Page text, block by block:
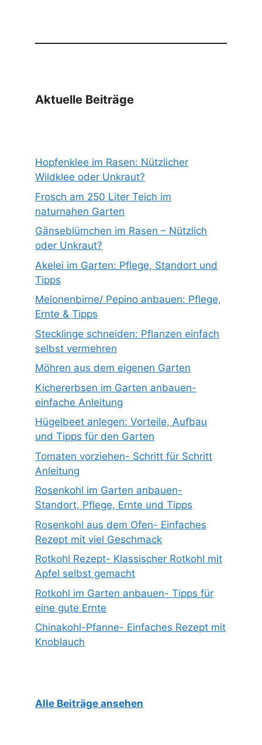
Aktuelle Beiträge
Hopfenklee im Rasen: Nützlicher
Wildklee oder Unkraut?
Frosch am 250 Liter Teich im
naturnahen Garten
Gänseblümchen im Rasen – Nützlich
oder Unkraut?
Akelei im Garten: Pflege, Standort und
Tipps
Melonenbirne/ Pepino anbauen: Pflege,
Ernte & Tipps
Stecklinge schneiden: Pflanzen einfach
selbst vermehren
Möhren aus dem eigenen Garten
Kichererbsen im Garten anbauen-
einfache Anleitung
Hügelbeet anlegen: Vorteile, Aufbau
und Tipps für den Garten
Tomaten vorziehen- Schritt für Schritt
Anleitung
Rosenkohl im Garten anbauen-
Standort, Pflege, Ernte und Tipps
Rosenkohl aus dem Ofen- Einfaches
Rezept mit viel Geschmack
Rotkohl Rezept- Klassischer Rotkohl mit
Apfel selbst gemacht
Rotkohl im Garten anbauen- Tipps für
eine gute Ernte
Chinakohl-Pfanne- Einfaches Rezept mit
Knoblauch
Alle Beiträge ansehen